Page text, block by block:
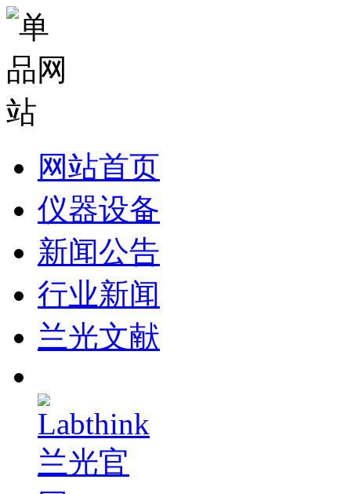
网站首页
仪器设备
新闻公告
行业新闻
兰光文献